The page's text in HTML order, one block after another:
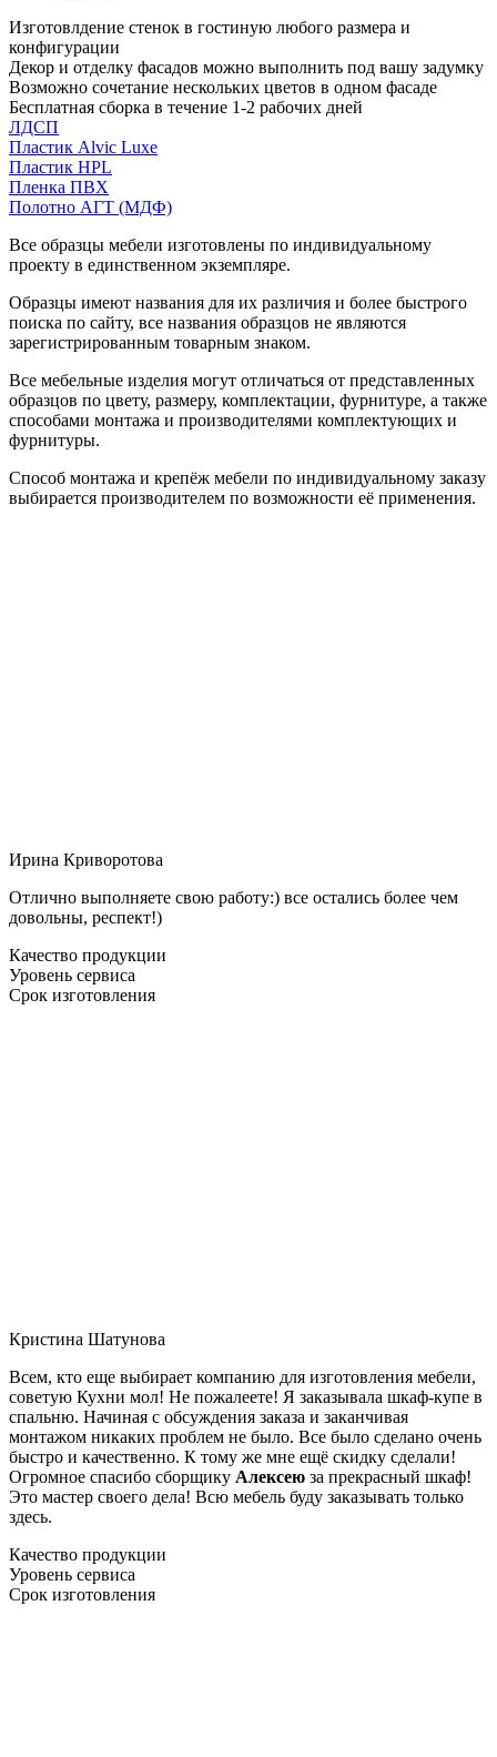
Изготовлдение стенок в гостиную любого размера и
конфигурации
Декор и отделку фасадов можно выполнить под вашу задумку
Возможно сочетание нескольких цветов в одном фасаде
Бесплатная сборка в течение 1-2 рабочих дней
ЛДСП
Пластик Alvic Luxe
Пластик HPL
Пленка ПВХ
Полотно АГТ (МДФ)
Все образцы мебели изготовлены по индивидуальному
проекту в единственном экземпляре.
Образцы имеют названия для их различия и более быстрого
поиска по сайту, все названия образцов не являются
зарегистрированным товарным знаком.
Все мебельные изделия могут отличаться от представленных
образцов по цвету, размеру, комплектации, фурнитуре, а также
способами монтажа и производителями комплектующих и
фурнитуры.
Способ монтажа и крепёж мебели по индивидуальному заказу
выбирается производителем по возможности её применения.
Ирина Криворотова
Отлично выполняете свою работу:) все остались более чем
довольны, респект!)
Качество продукции
Уровень сервиса
Срок изготовления
Кристина Шатунова
Всем, кто еще выбирает компанию для изготовления мебели,
советую Кухни мол! Не пожалеете! Я заказывала шкаф-купе в
спальню. Начиная с обсуждения заказа и заканчивая
монтажом никаких проблем не было. Все было сделано очень
быстро и качественно. К тому же мне ещё скидку сделали!
Огромное спасибо сборщику Алексею за прекрасный шкаф!
Это мастер своего дела! Всю мебель буду заказывать только
здесь.
Качество продукции
Уровень сервиса
Срок изготовления